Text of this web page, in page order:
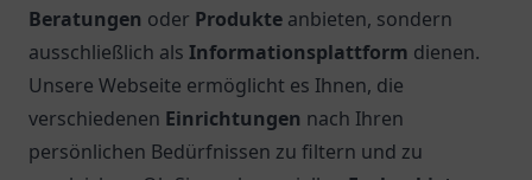
Beratungen oder Produkte anbieten, sondern
ausschließlich als Informationsplattform dienen.
Unsere Webseite ermöglicht es Ihnen, die
verschiedenen Einrichtungen nach Ihren
persönlichen Bedürfnissen zu filtern und zu